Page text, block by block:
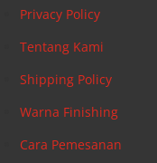
Privacy Policy
Tentang Kami
Shipping Policy
Warna Finishing
Cara Pemesanan